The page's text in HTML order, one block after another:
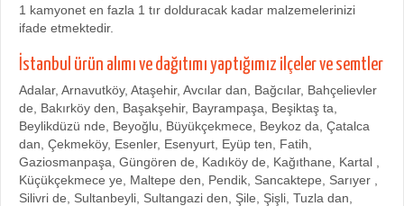
1 kamyonet en fazla 1 tır dolduracak kadar malzemelerinizi
ifade etmektedir.
İstanbul ürün alımı ve dağıtımı yaptığımız ilçeler ve semtler
Adalar, Arnavutköy, Ataşehir, Avcılar dan, Bağcılar, Bahçelievler
de, Bakırköy den, Başakşehir, Bayrampaşa, Beşiktaş ta,
Beylikdüzü nde, Beyoğlu, Büyükçekmece, Beykoz da, Çatalca
dan, Çekmeköy, Esenler, Esenyurt, Eyüp ten, Fatih,
Gaziosmanpaşa, Güngören de, Kadıköy de, Kağıthane, Kartal ,
Küçükçekmece ye, Maltepe den, Pendik, Sancaktepe, Sarıyer ,
Silivri de, Sultanbeyli, Sultangazi den, Şile, Şişli, Tuzla dan,